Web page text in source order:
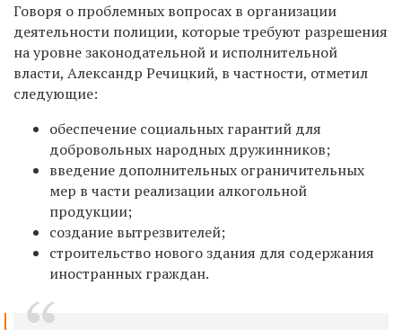
Говоря о проблемных вопросах в организации
деятельности полиции, которые требуют разрешения
на уровне законодательной и исполнительной
власти, Александр Речицкий, в частности, отметил
следующие:
обеспечение социальных гарантий для
добровольных народных дружинников;
введение дополнительных ограничительных
мер в части реализации алкогольной
продукции;
создание вытрезвителей;
строительство нового здания для содержания
иностранных граждан.